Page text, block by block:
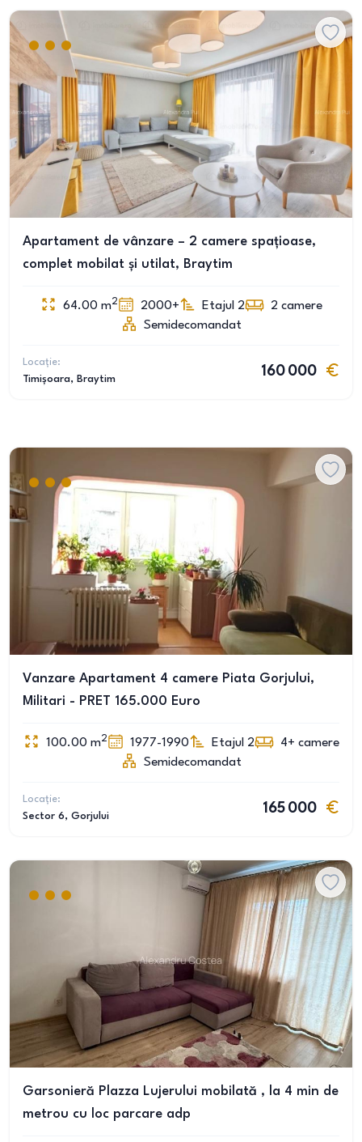
Apartament de vânzare – 2 camere spațioase,
complet mobilat și utilat, Braytim
64.00 m2 2000+ Etajul 2 2 camere
Semidecomandat
Locație:
Timișoara, Braytim
160 000
Vanzare Apartament 4 camere Piata Gorjului,
Militari - PRET 165.000 Euro
100.00 m2 1977-1990 Etajul 2 4+ camere
Semidecomandat
Locație:
Sector 6, Gorjului
165 000
Garsonieră Plazza Lujerului mobilată , la 4 min de
metrou cu loc parcare adp